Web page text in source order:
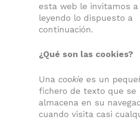
esta web le invitamos a
leyendo lo dispuesto a
continuación.
¿Qué son las cookies?
Una cookie es un
fichero de texto que se
almacena en su
cuando visita casi